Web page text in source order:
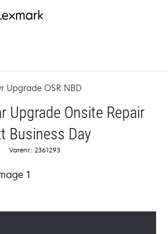
Upgrade OSR NBD
Upgrade Onsite Repair
Business Day
Varenr.: 2361293